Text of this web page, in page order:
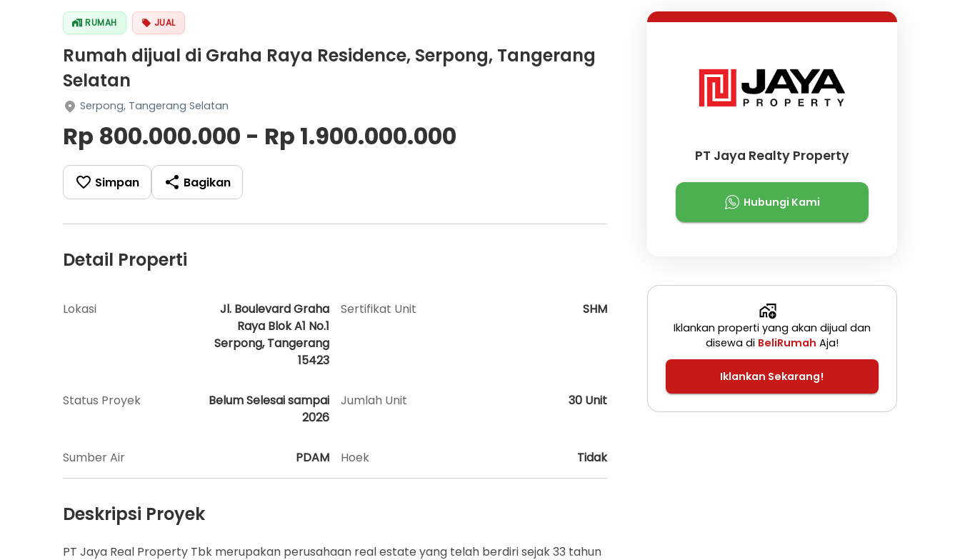
Lihat Semua Foto
RUMAH JUAL
Rumah dijual di Graha Raya Residence, Serpong, Tangerang
Selatan
Serpong, Tangerang Selatan
Rp 800.000.000 - Rp 1.900.000.000
Simpan Bagikan
Detail Properti
Lokasi
Jl. Boulevard Graha
Raya Blok A1 No.1
Serpong, Tangerang
15423
Sertifikat Unit SHM
Status Proyek
Belum Selesai sampai
2026
Jumlah Unit 30 Unit
Sumber Air PDAM Hoek Tidak
Deskripsi Proyek
PT Jaya Real Property Tbk merupakan perusahaan real estate yang telah berdiri sejak 33 tahun
PT Jaya Realty Property
Hubungi Kami
Iklankan properti yang akan dijual dan
disewa di BeliRumah Aja!
Iklankan Sekarang!